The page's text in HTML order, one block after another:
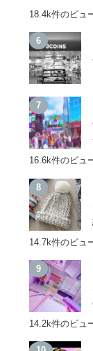
18.4k件のビュ
16.6k件のビュ
14.7k件のビュ
14.2k件のビュ